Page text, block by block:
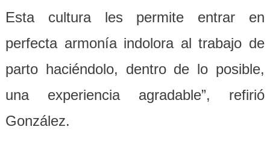
Esta cultura les permite entrar en
perfecta armonía indolora al trabajo de
parto haciéndolo, dentro de lo posible,
una experiencia agradable”, refirió
González.